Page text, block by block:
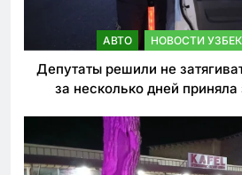
АВТО НОВОСТИ
Депутаты решили не
за несколько дней